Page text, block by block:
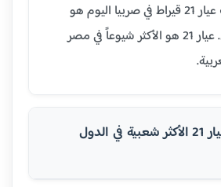
سعر جرام الذهب عيار 21 قيراط في صربيا اليوم هو
12397 دينار صربي. عيار 21 هو الأكثر شيوعاً في مصر
لماذا يعتبر عيار 21 الأكثر شعبية في الدول